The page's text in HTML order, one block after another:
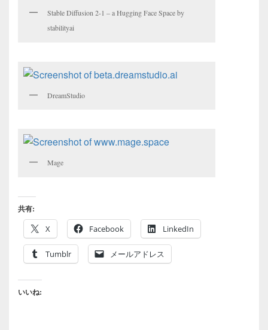
Stable Diffusion 2-1 – a Hugging Face Space by
stabilityai
DreamStudio
Mage
共有:
X
Facebook LinkedIn
Tumblr メールアドレス
いいね: